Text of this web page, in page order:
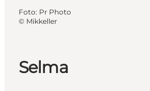
Selma
Foto: Pr Photo
© Mikkeller